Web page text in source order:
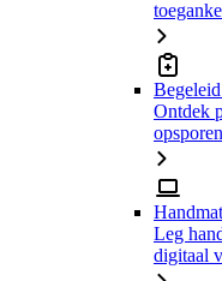
Ontdek
opsporen
Leg
digitaal